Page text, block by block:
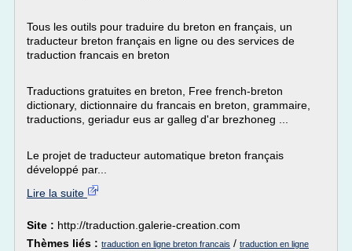
Tous les outils pour traduire du breton en français, un
traducteur breton français en ligne ou des services de
traduction francais en breton
Traductions gratuites en breton, Free french-breton
dictionary, dictionnaire du francais en breton, grammaire,
traductions, geriadur eus ar galleg d'ar brezhoneg ...
Le projet de traducteur automatique breton français
développé par...
Lire la suite
Site : http://traduction.galerie-creation.com
Thèmes liés : traduction en ligne breton francais / traduction en ligne